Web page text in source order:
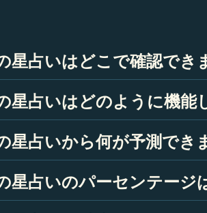
星占いはどこで確認でき
アプリを開き、生年月日を入力し
あなたの星占いを表示します。
星占いはどのように機能
の毎日の星占いは、出生図データ
星占いから何が予測でき
毎日の星占いは、一連の予測では
とはできませんが、惑星の動きがあ
星占いのパーセンテージ